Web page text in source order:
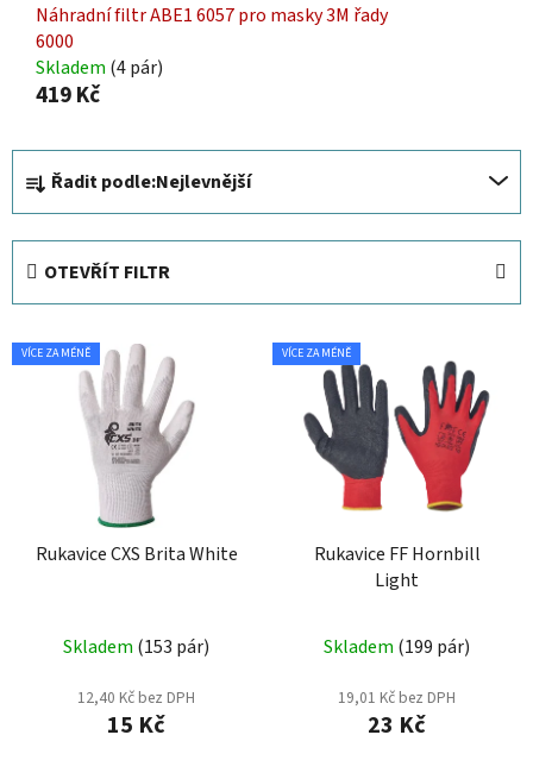
Náhradní filtr ABE1 6057 pro masky 3M řady
6000
Skladem (4 pár)
419 Kč
Ř
a
z
p
Řadit podle:Nejlevnější
OTEVŘÍT FILTR
V
ý
VÍCE ZA MÉNĚ
Rukavice CXS Brita White
Skladem (153 pár)
12,40 Kč bez DPH
15 Kč
VÍCE ZA MÉNĚ
Rukavice FF Hornbill
Light
Skladem (199 pár)
19,01 Kč bez DPH
23 Kč